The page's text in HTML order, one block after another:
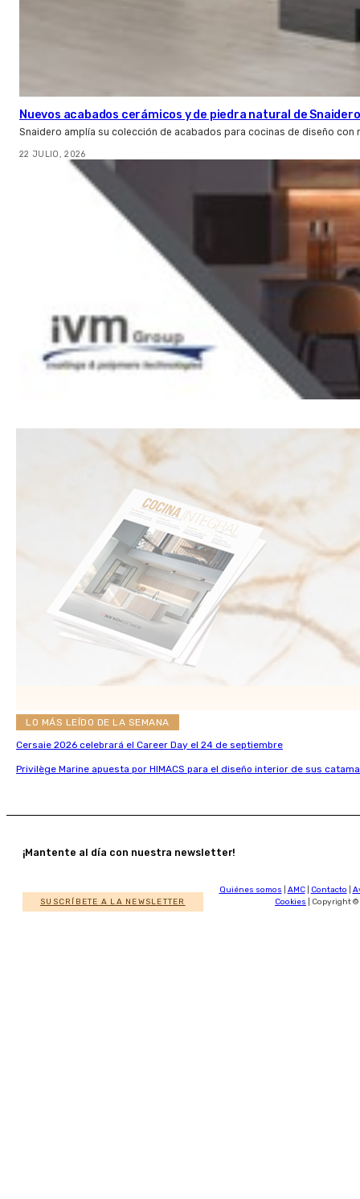
Nuevos acabados cerámicos y de piedra natural de Snaidero
Snaidero amplía su colección de acabados para cocinas de diseño
22 JULIO, 2026
LO MÁS LEÍDO DE LA SEMANA
Cersaie 2026 celebrará el Career Day el 24 de septiembre
Privilège Marine apuesta por HIMACS para el diseño interior de sus
¡Mantente al día con nuestra newsletter!
SUSCRÍBETE A LA NEWSLETTER
Quiénes somos AMC| Contacto
Cookies | Copyright